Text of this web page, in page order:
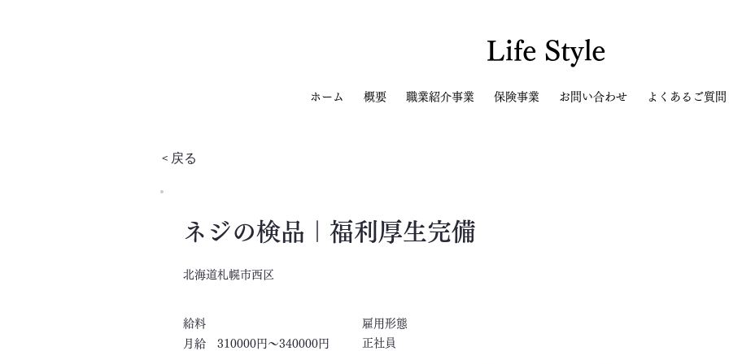
Life Style
ホーム 概要 職業紹介事業 保険事業 お問い合わせ よくあるご質問
< 戻る
ネジの検品｜福利厚生完備
北海道札幌市西区
​給料
​雇用形態
月給 310000円～340000円
正社員